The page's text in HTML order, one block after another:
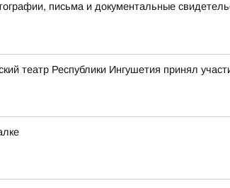
письма и документальные
театр Республики Ингушетия принял